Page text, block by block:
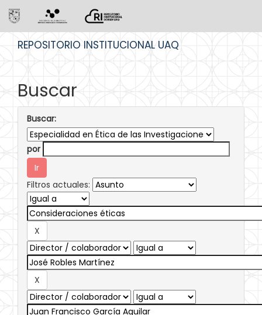
REPOSITORIO INSTITUCIONAL UAQ
Buscar
Buscar:
por
Filtros actuales: